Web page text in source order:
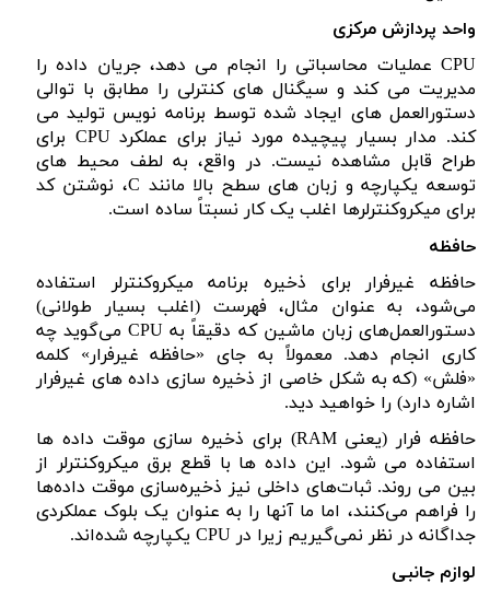
واحد پردازش مرکزی
CPU عملیات محاسباتی را انجام می دهد، جریان داده را
مدیریت می کند و سیگنال های کنترلی را مطابق با توالی
دستورالعمل های ایجاد شده توسط برنامه نویس تولید می
کند. مدار بسیار پیچیده مورد نیاز برای عملکردCPU برای
طراح قابل مشاهده نیست. در واقع، به لطف محیط های
توسعه یکپارچه و زبان های سطح بالا مانند C، نوشتن کد
برای میکروکنترلرها اغلب یک کار نسبتاً ساده است.
حافظه
حافظه غیرفرار برای ذخیره برنامه میکروکنترلر استفاده
می‌شود، به عنوان مثال، فهرست (اغلب بسیار طولانی)
دستورالعمل‌های زبان ماشین که دقیقاً به CPUمی‌گوید چه
کاری انجام دهد. معمولاً به جای «حافظه غیرفرار» کلمه
«فلش» (که به شکل خاصی از ذخیره سازی داده های غیرفرار
اشاره دارد) را خواهید دید.
حافظه فرار (یعنیRAM) برای ذخیره سازی موقت داده ها
استفاده می شود. این داده ها با قطع برق میکروکنترلر از
بین می روند. ثبات‌های داخلی نیز ذخیره‌سازی موقت داده‌ها
را فراهم می‌کنند، اما ما آنها را به عنوان یک بلوک عملکردی
جداگانه در نظر نمی‌گیریم زیرا در CPU یکپارچه شده‌اند.
لوازم جانبی